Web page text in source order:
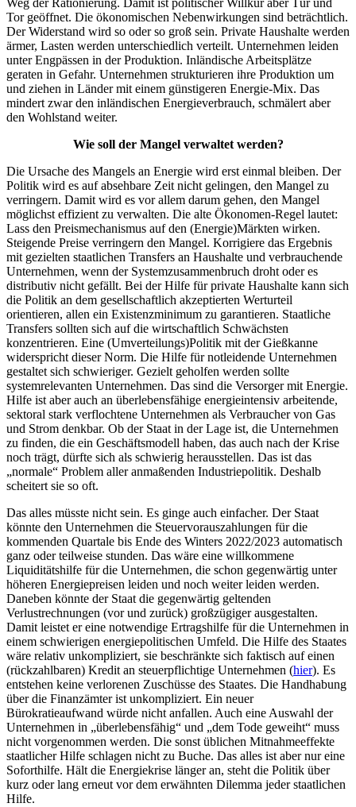
Weg der Rationierung. Damit ist politischer Willkür aber Tür und
Tor geöffnet. Die ökonomischen Nebenwirkungen sind beträchtlich.
Der Widerstand wird so oder so groß sein. Private Haushalte werden
ärmer, Lasten werden unterschiedlich verteilt. Unternehmen leiden
unter Engpässen in der Produktion. Inländische Arbeitsplätze
geraten in Gefahr. Unternehmen strukturieren ihre Produktion um
und ziehen in Länder mit einem günstigeren Energie-Mix. Das
mindert zwar den inländischen Energieverbrauch, schmälert aber
den Wohlstand weiter.
Wie soll der Mangel verwaltet werden?
Die Ursache des Mangels an Energie wird erst einmal bleiben. Der
Politik wird es auf absehbare Zeit nicht gelingen, den Mangel zu
verringern. Damit wird es vor allem darum gehen, den Mangel
möglichst effizient zu verwalten. Die alte Ökonomen-Regel lautet:
Lass den Preismechanismus auf den (Energie)Märkten wirken.
Steigende Preise verringern den Mangel. Korrigiere das Ergebnis
mit gezielten staatlichen Transfers an Haushalte und verbrauchende
Unternehmen, wenn der Systemzusammenbruch droht oder es
distributiv nicht gefällt. Bei der Hilfe für private Haushalte kann sich
die Politik an dem gesellschaftlich akzeptierten Werturteil
orientieren, allen ein Existenzminimum zu garantieren. Staatliche
Transfers sollten sich auf die wirtschaftlich Schwächsten
konzentrieren. Eine (Umverteilungs)Politik mit der Gießkanne
widerspricht dieser Norm. Die Hilfe für notleidende Unternehmen
gestaltet sich schwieriger. Gezielt geholfen werden sollte
systemrelevanten Unternehmen. Das sind die Versorger mit Energie.
Hilfe ist aber auch an überlebensfähige energieintensiv arbeitende,
sektoral stark verflochtene Unternehmen als Verbraucher von Gas
und Strom denkbar. Ob der Staat in der Lage ist, die Unternehmen
zu finden, die ein Geschäftsmodell haben, das auch nach der Krise
noch trägt, dürfte sich als schwierig herausstellen. Das ist das
„normale“ Problem aller anmaßenden Industriepolitik. Deshalb
scheitert sie so oft.
Das alles müsste nicht sein. Es ginge auch einfacher. Der Staat
könnte den Unternehmen die Steuervorauszahlungen für die
kommenden Quartale bis Ende des Winters 2022/2023 automatisch
ganz oder teilweise stunden. Das wäre eine willkommene
Liquiditätshilfe für die Unternehmen, die schon gegenwärtig unter
höheren Energiepreisen leiden und noch weiter leiden werden.
Daneben könnte der Staat die gegenwärtig geltenden
Verlustrechnungen (vor und zurück) großzügiger ausgestalten.
Damit leistet er eine notwendige Ertragshilfe für die Unternehmen in
einem schwierigen energiepolitischen Umfeld. Die Hilfe des Staates
wäre relativ unkompliziert, sie beschränkte sich faktisch auf einen
(rückzahlbaren) Kredit an steuerpflichtige Unternehmen (hier). Es
entstehen keine verlorenen Zuschüsse des Staates. Die Handhabung
über die Finanzämter ist unkompliziert. Ein neuer
Bürokratieaufwand würde nicht anfallen. Auch eine Auswahl der
Unternehmen in „überlebensfähig“ und „dem Tode geweiht“ muss
nicht vorgenommen werden. Die sonst üblichen Mitnahmeeffekte
staatlicher Hilfe schlagen nicht zu Buche. Das alles ist aber nur eine
Soforthilfe. Hält die Energiekrise länger an, steht die Politik über
kurz oder lang erneut vor dem erwähnten Dilemma jeder staatlichen
Hilfe.